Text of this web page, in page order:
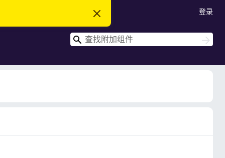
忽
此
通
知
登录
搜
搜
索